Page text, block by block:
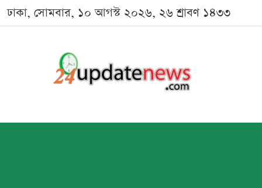
ঢাকা, সোমবার, ১০ আগস্ট ২০২৬, ২৬ শ্রাবণ ১৪৩৩